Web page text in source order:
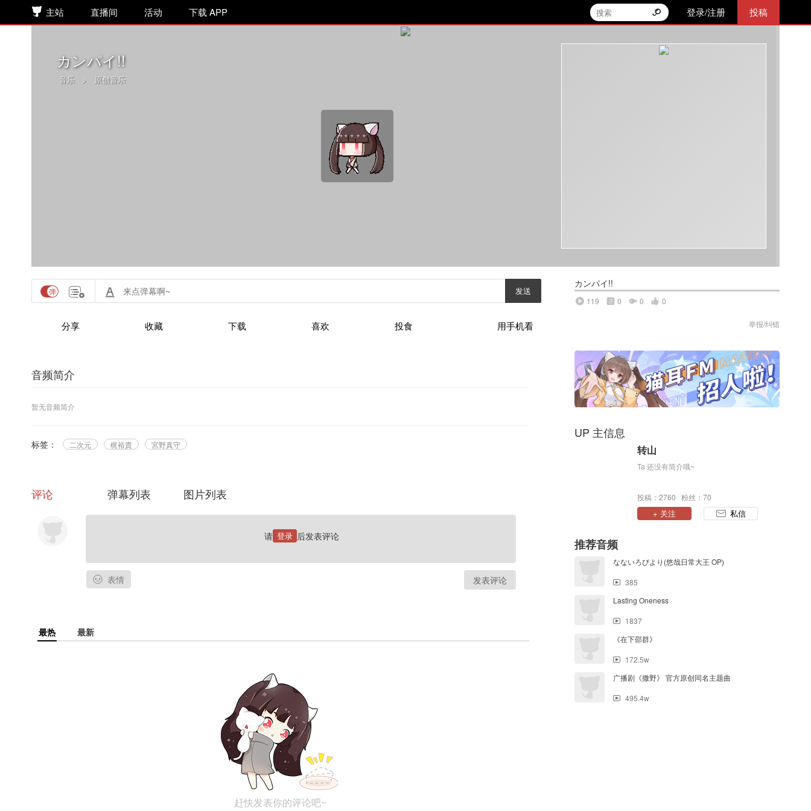
主站 直播间 活动 下载 APP 登录/注册 投稿
カンパイ!!
音乐 > 原创音乐
发送
分享 收藏 下载 喜欢 投食 用手机看
カンパイ!!
119 0 0 0
举报/纠错
音频简介
暂无音频简介
标签： 二次元 梶裕貴 宮野真守
评论 弹幕列表 图片列表
请 登录 后发表评论
表情 发表评论
最热 最新
赶快发表你的评论吧~
UP 主信息
转山
Ta 还没有简介哦~
投稿：2760 粉丝：70
+ 关注 私信
推荐音频
なないろびより(悠哉日常大王 OP)
385
Lasting Oneness
1837
《在下邵群》
172.5w
广播剧《撒野》 官方原创同名主题曲
495.4w